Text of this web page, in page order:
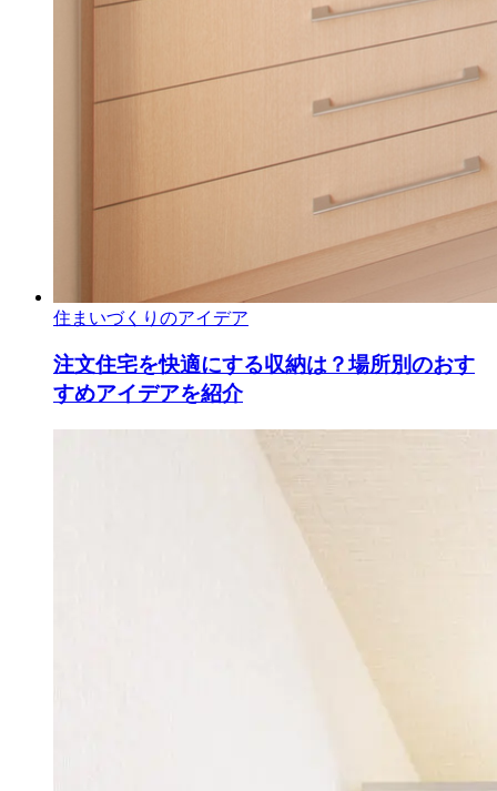
住まいづくりのアイデア
注文住宅を快適にする収納は？場所別のおす
すめアイデアを紹介